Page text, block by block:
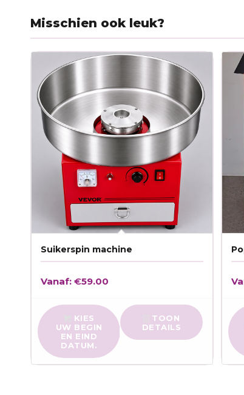
Misschien ook leuk?
Suikerspin machine
Vanaf: €59.00
KIES
UW BEGIN
EN EIND
DATUM.
TOON
DETAILS